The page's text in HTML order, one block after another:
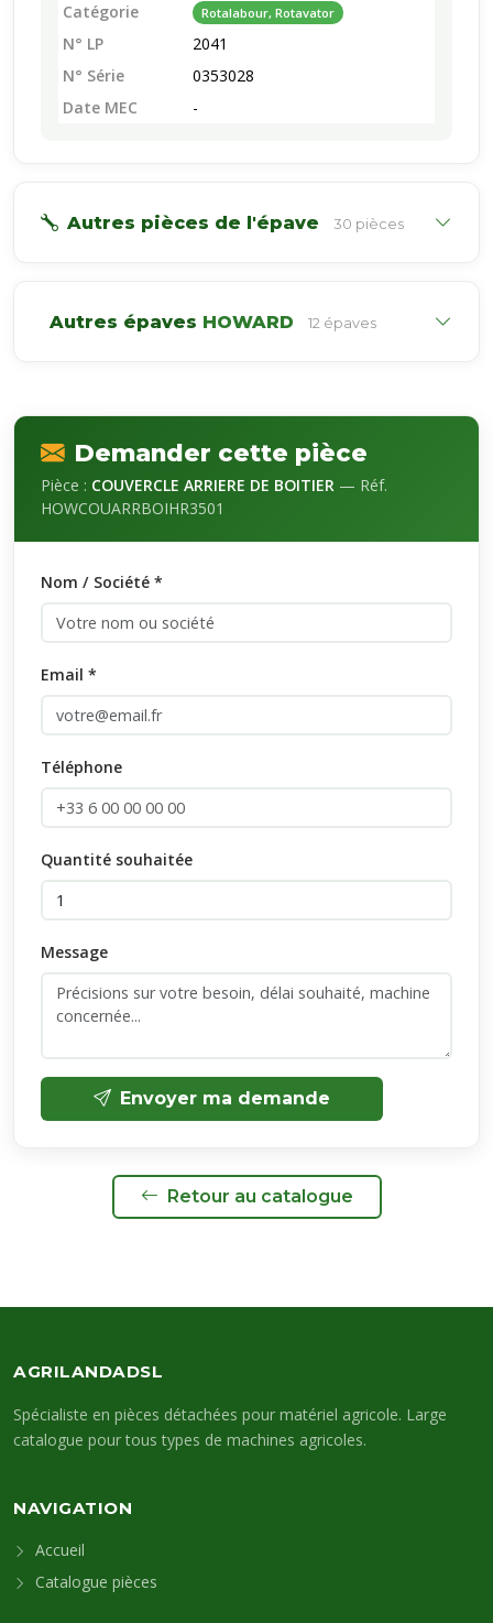
Catégorie
Rotalabour, Rotavator
N° LP
2041
N° Série
0353028
Date MEC
-
Autres pièces de l'épave 30 pièces
Autres épaves HOWARD 12 épaves
Demander cette pièce
Pièce : COUVERCLE ARRIERE DE BOITIER — Réf.
HOWCOUARRBOIHR3501
Nom / Société *
Email *
Téléphone
Quantité souhaitée
Message
Envoyer ma demande
Retour au catalogue
AGRILANDADSL
Spécialiste en pièces détachées pour matériel agricole. Large
catalogue pour tous types de machines agricoles.
NAVIGATION
Accueil
Catalogue pièces